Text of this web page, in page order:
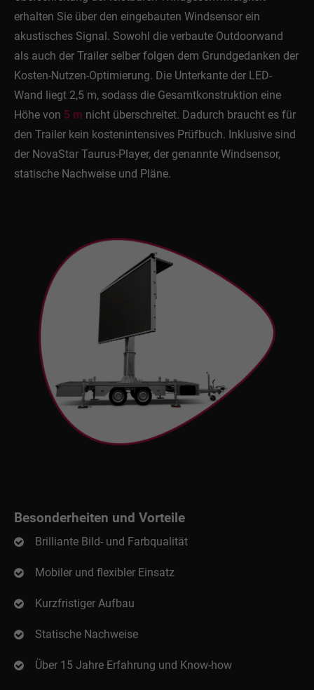
Drop us a line
info@yourdomain.com
About us
Lorem ipsum dolor sit amet, consectetuer adipiscing
elit.
Aenean commodo ligula eget dolor. Aenean massa.
Cum sociis natoque penatibus et magnis dis
parturient montes, nascetur ridiculus mus. Donec
erhalten Sie über den eingebauten Windsensor ein
akustisches Signal. Sowohl die verbaute Outdoorwand
als auch der Trailer selber folgen dem Grundgedanken der
Kosten-Nutzen-Optimierung. Die Unterkante der LED-
Wand liegt 2,5 m, sodass die Gesamtkonstruktion eine
Höhe von 5 m nicht überschreitet. Dadurch braucht es für
den Trailer kein kostenintensives Prüfbuch. Inklusive sind
der NovaStar Taurus-Player, der genannte Windsensor,
statische Nachweise und Pläne.
Besonderheiten und Vorteile
Brilliante Bild- und Farbqualität
Mobiler und flexibler Einsatz
Kurzfristiger Aufbau
Statische Nachweise
Über 15 Jahre Erfahrung und Know-how